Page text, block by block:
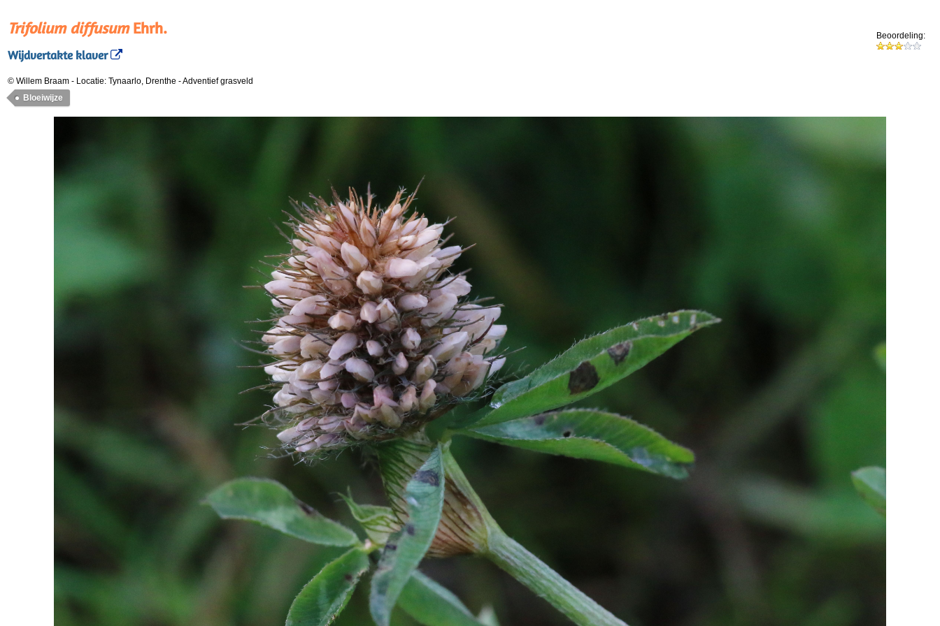
Trifolium diffusumEhrh.
Wijdvertakte klaver
Beoordeling:
© Willem Braam - Locatie: Tynaarlo, Drenthe -Adventief grasveld
Bloeiwijze